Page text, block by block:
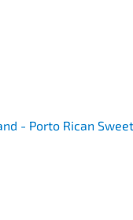
- Porto Rican